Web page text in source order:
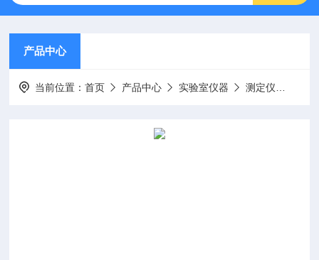
产品中心
当前位置：首页 产品中心 实验室仪器 测定仪